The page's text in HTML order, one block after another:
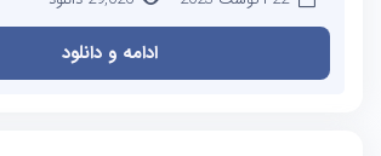
ادامه و دانلود